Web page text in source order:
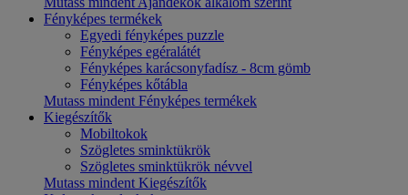
Fényképes termékek
Egyedi fényképes puzzle
Fényképes egéralátét
Fényképes karácsonyfadísz - 8cm gömb
Fényképes kőtábla
Mutass mindent Fényképes termékek
Kiegészítők
Mobiltokok
Szögletes sminktükrök
Szögletes sminktükrök névvel
Mutass mindent Kiegészítők